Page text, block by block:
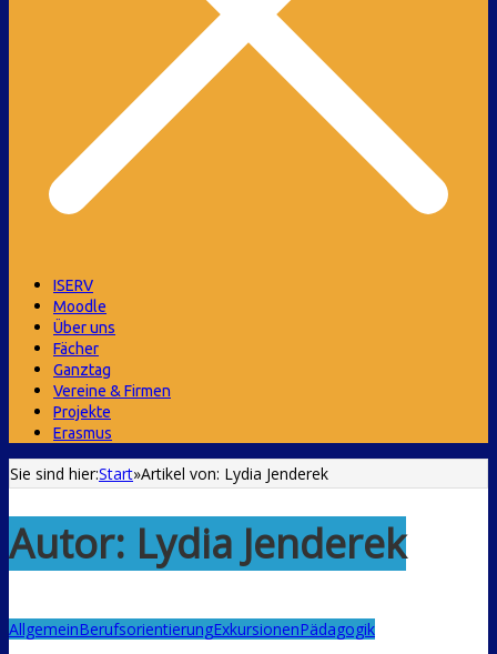
ISERV
Moodle
Über uns
Fächer
Ganztag
Vereine & Firmen
Projekte
Erasmus
Sie sind hier:Start»Artikel von: Lydia Jenderek
Autor: Lydia Jenderek
AllgemeinBerufsorientierungExkursionenPädagogik